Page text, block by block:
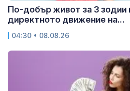
По-добър живот за 3 зодии
директното движение на...
04:30 • 08.08.26